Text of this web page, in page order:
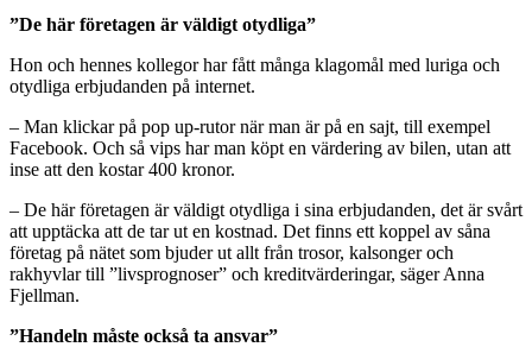
”De här företagen är väldigt otydliga”
Hon och hennes kollegor har fått många klagomål med luriga och
otydliga erbjudanden på internet.
– Man klickar på pop up-rutor när man är på en sajt, till exempel
Facebook. Och så vips har man köpt en värdering av bilen, utan att
inse att den kostar 400 kronor.
– De här företagen är väldigt otydliga i sina erbjudanden, det är svårt
att upptäcka att de tar ut en kostnad. Det finns ett koppel av såna
företag på nätet som bjuder ut allt från trosor, kalsonger och
rakhyvlar till ”livsprognoser” och kreditvärderingar, säger Anna
Fjellman.
”Handeln måste också ta ansvar”